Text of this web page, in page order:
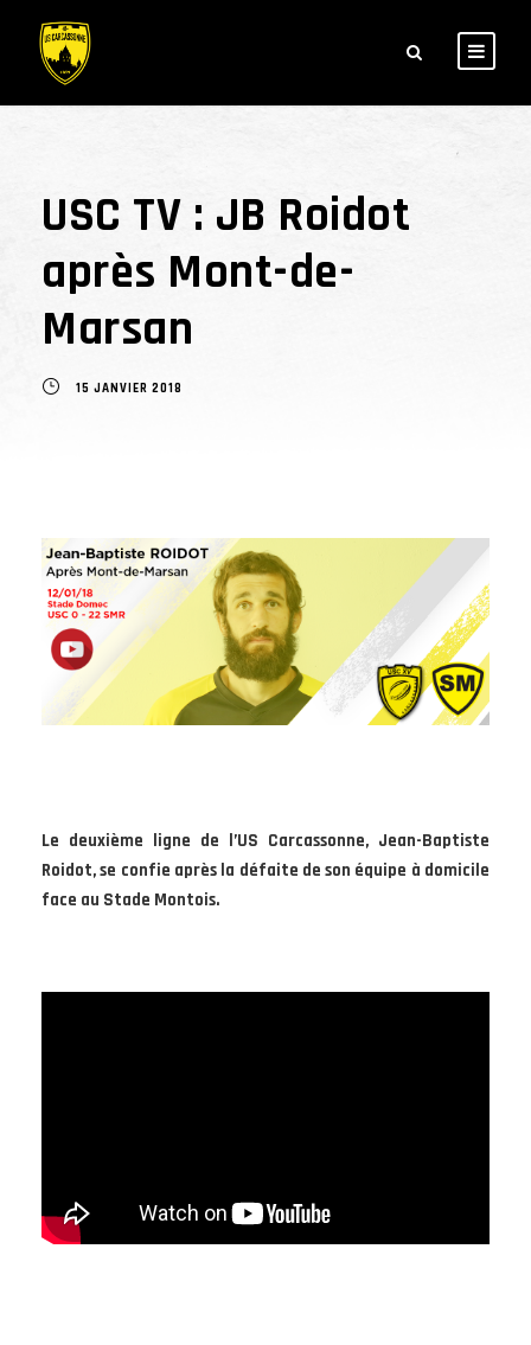
USC TV : JB Roidot
après Mont-de-
Marsan
15 JANVIER 2018
Le deuxième ligne de l’US Carcassonne, Jean-Baptiste
Roidot, se confie après la défaite de son équipe à domicile
face au Stade Montois.